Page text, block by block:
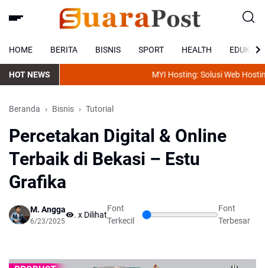
HOME BERITA BISNIS SPORT HEALTH EDUKASI
HOT NEWS MYI Hosting: Solusi Web Hosting
Beranda Bisnis Tutorial
Percetakan Digital & Online
Terbaik di Bekasi – Estu
Grafika
M. Angga
6/23/2025
Font
Terkecil
Font
Terbesar
...x Dilihat